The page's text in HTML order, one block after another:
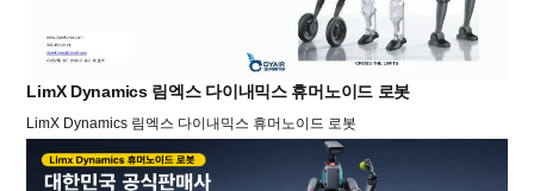
LimX Dynamics 림엑스 다이내믹스 휴머노이드 로봇
LimX Dynamics 림엑스 다이내믹스 휴머노이드 로봇